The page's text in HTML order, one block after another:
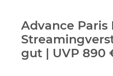
Advance Paris
gut | UVP 890